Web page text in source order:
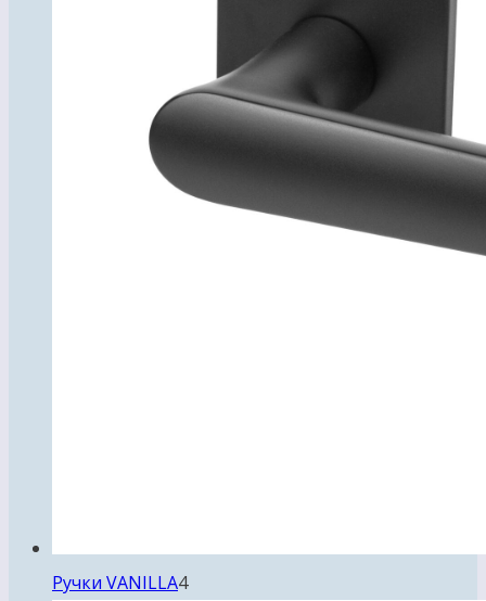
Ручки VANILLA44